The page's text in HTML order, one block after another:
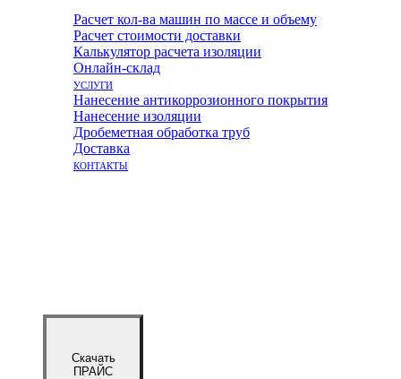
Расчет кол-ва машин по массе и объему
Расчет стоимости доставки
Калькулятор расчета изоляции
Онлайн-склад
УСЛУГИ
Нанесение антикоррозионного покрытия
Нанесение изоляции
Дробеметная обработка труб
Доставка
КОНТАКТЫ
Скачать
ПРАЙС